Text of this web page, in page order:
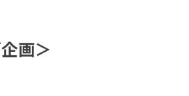
画＞